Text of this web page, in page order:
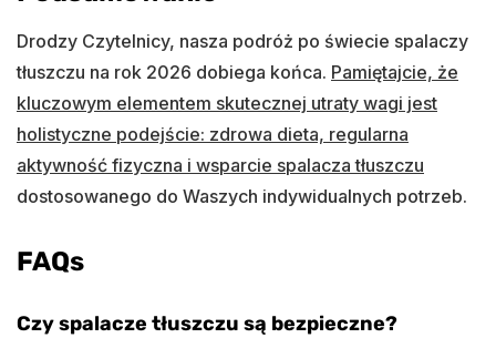
Drodzy Czytelnicy, nasza podróż po świecie spalaczy
tłuszczu na rok 2026 dobiega końca. Pamiętajcie, że
kluczowym elementem skutecznej utraty wagi jest
holistyczne podejście: zdrowa dieta, regularna
aktywność fizyczna i wsparcie spalacza tłuszczu
dostosowanego do Waszych indywidualnych potrzeb.
FAQs
Czy spalacze tłuszczu są bezpieczne?